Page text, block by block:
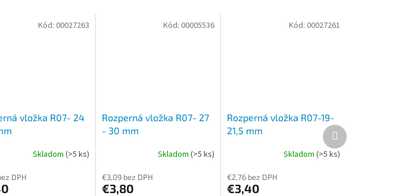
vložka R07- 24
Skladom (>5 ks)
DPH
Kód: 00027263
Rozperná vložka R07- 27
- 30 mm
Skladom(>5 ks)
€3,09 bez DPH
€3,80
Kód: 00005536
Rozperná vložka R07-19-
21,5 mm
Skladom (>5 ks)
€2,76 bez DPH
€3,40
Kód: 00027261
Ďalší
produkt